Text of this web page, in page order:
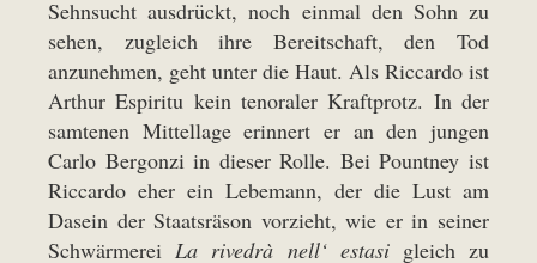
Sehnsucht ausdrückt, noch einmal den Sohn zu
sehen, zugleich ihre Bereitschaft, den Tod
anzunehmen, geht unter die Haut. Als Riccardo ist
Arthur Espiritu kein tenoraler Kraftprotz. In der
samtenen Mittellage erinnert er an den jungen
Carlo Bergonzi in dieser Rolle. Bei Pountney ist
Riccardo eher ein Lebemann, der die Lust am
Dasein der Staatsräson vorzieht, wie er in seiner
SchwärmereiLa rivedrà nell‘ estasigleich zu